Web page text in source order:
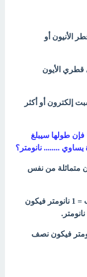
الأنيون أو
قطري الأيون
إلكترون أو أكثر
ذرات ما فإن طولها سيبلغ
يساوي ........ نانومتر؟
متماثلة من نفس
- عرض 10 ذرات متراصة جنباً إلي جنب = 1 نانومتر فيكون
عرض الذرة الواحدة = 0.1 نانومتر فيكون نصف